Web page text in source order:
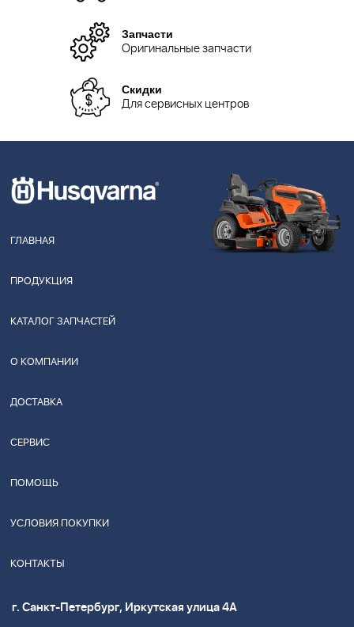
Запчасти
Оригинальные запчасти
Скидки
Для сервисных центров
ГЛАВНАЯ
ПРОДУКЦИЯ
КАТАЛОГ ЗАПЧАСТЕЙ
О КОМПАНИИ
ДОСТАВКА
СЕРВИС
ПОМОЩЬ
УСЛОВИЯ ПОКУПКИ
КОНТАКТЫ
г. Санкт-Петербург, Иркутская улица 4А